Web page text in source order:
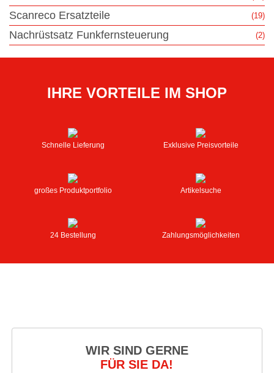
Scanreco Ersatzteile (19)
Nachrüstsatz Funkfernsteuerung (2)
IHRE VORTEILE IM SHOP
Schnelle Lieferung Exklusive Preisvorteile
großes Produktportfolio Artikelsuche
24 Bestellung Zahlungsmöglichkeiten
WIR SIND GERNE
FÜR SIE DA!